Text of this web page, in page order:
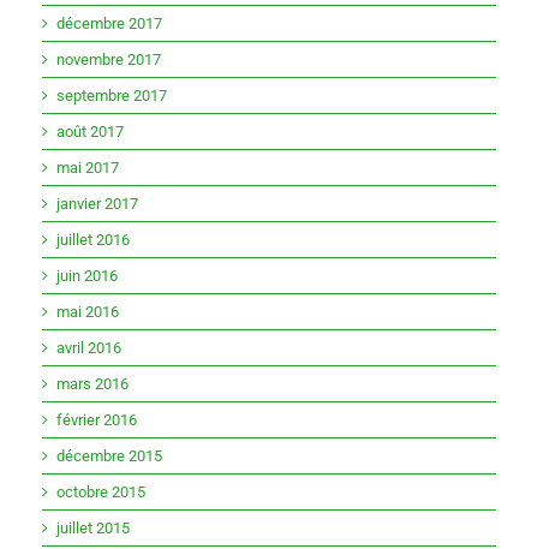
décembre 2017
novembre 2017
septembre 2017
août 2017
mai 2017
janvier 2017
juillet 2016
juin 2016
mai 2016
avril 2016
mars 2016
février 2016
décembre 2015
octobre 2015
juillet 2015